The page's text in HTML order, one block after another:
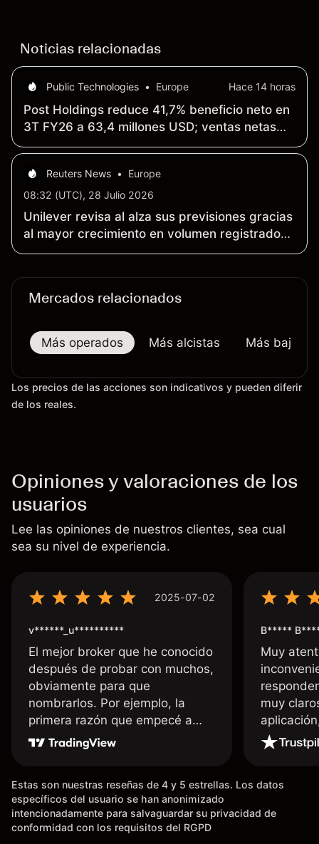
Noticias relacionadas
Public Technologies • Europe Hace 14 horas
Post Holdings reduce 41,7% beneficio neto en
3T FY26 a 63,4 millones USD; ventas netas
caen 1,8% a 1,95 mil millones USD frente a 3T
Reuters News •
Europe
08:32 (UTC), 28 Julio 2026
Unilever revisa al alza sus previsiones gracias
al mayor crecimiento en volumen registrado
en más de una década
Mercados relacionados
Más operados Más alcistas Más bajistas
Los precios de las acciones son indicativos y pueden diferir
de los reales.
Opiniones y valoraciones de los
usuarios
Lee las opiniones de nuestros clientes, sea cual
sea su nivel de experiencia.
2025-07-02
v******_u**********
El mejor broker que he conocido
después de probar con muchos,
obviamente para que
nombrarlos. Por ejemplo, la
primera razón que empecé a
usar Capital fue la llegada de mi
dinero de inmediato a mi cuenta
existentes en el mercado que
tardan días o tienen mucha
burocracia; y la segunda razón,
B*****
Muy
muy
Estas son nuestras reseñas de 4 y 5 estrellas. Los datos
específicos del usuario se han anonimizado
intencionadamente para salvaguardar su privacidad de
conformidad con los requisitos del RGPD